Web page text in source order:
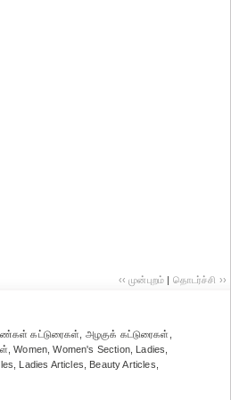
‹‹ முன்புறம் | தொடர்ச்சி ››
கட்டுரைகள், அழகுக் கட்டுரைகள்,
Women's Section, Ladies,
Ladies Articles, Beauty Articles,